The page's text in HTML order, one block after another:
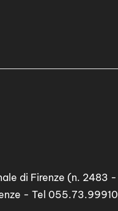
di Firenze (n. 2483 -
- Tel 055.73.99910